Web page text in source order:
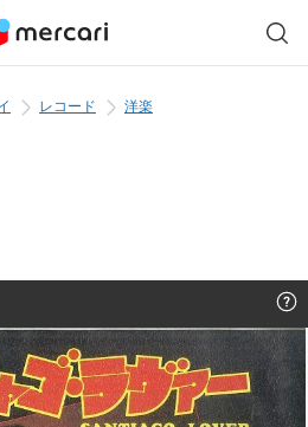
レコード 洋楽